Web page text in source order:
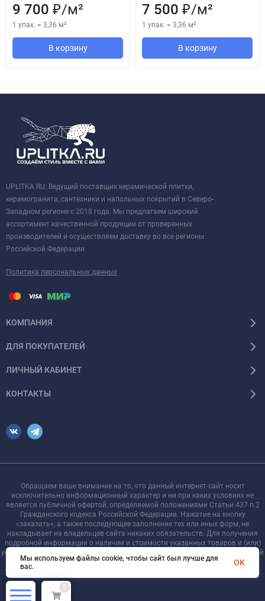
9 700 ₽/м²
1 упак. = 3,36 м²
В корзину
7 500 ₽/м²
1 упак. = 3,36 м²
В корзину
UPLITKA.RU: Ведущий поставщик керамической плитки,
керамогранита, сантехники и напольных покрытий в Северо-
Западном регионе с 2018 года. Мы предлагаем широкий
ассортимент качественной продукции от проверенных
производителей и осуществляем доставку во все регионы
Российской Федерации.
Политика персональных данных
КОМПАНИЯ
ДЛЯ ПОКУПАТЕЛЕЙ
ЛИЧНЫЙ КАБИНЕТ
КОНТАКТЫ
Обращаем ваше внимание на то, что данный интернет-сайт носит
исключительно информационный характер и ни при каких условиях не
является публичной офертой, определяемой положениями Статьи 437 п.2
Гражданского кодекса Российской Федерации. Нажатие на кнопку
«заказать», а также последующее заполнение тех или иных форм, не
накладывает на владельцев сайта никаких обязательств. Для получения
подробной информации о наличии и стоимости указанных товаров и (или)
услуг, пожалуйста, обращайтесь к менеджеру сайта с помощью специальной
формы связи или по телефону +7 921 755-09-90
0
Мы используем файлы cookie, чтобы сайт был лучше для
вас.
OK